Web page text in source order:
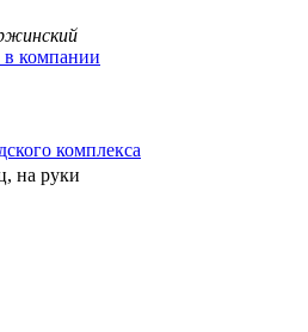
компании
комплекса
на руки